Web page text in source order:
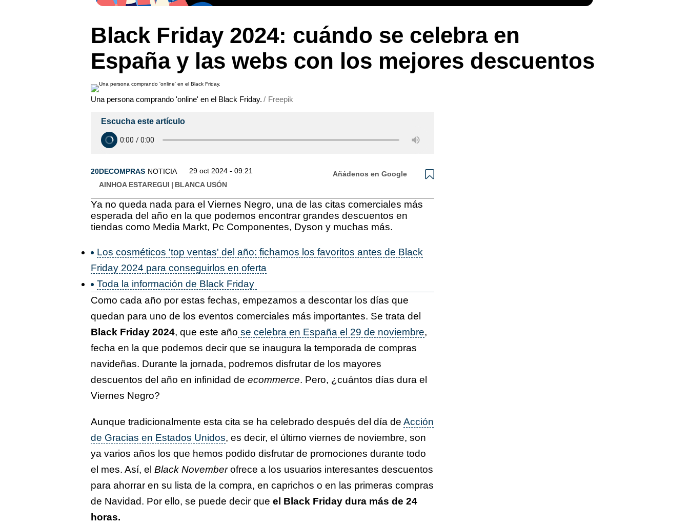
Black Friday 2024: cuándo se celebra en
España y las webs con los mejores descuentos
Una persona comprando 'online' en el Black Friday. Freepik
Escucha este artículo
20DECOMPRAS NOTICIA
29 oct 2024 - 09:21
AINHOA ESTAREGUI
BLANCA USÓN
Añádenos en Google
Ya no queda nada para el Viernes Negro, una de las citas comerciales más
esperada del año en la que podemos encontrar grandes descuentos en
tiendas como Media Markt, Pc Componentes, Dyson y muchas más.
Los cosméticos 'top ventas' del año: fichamos los favoritos antes de Black
Friday 2024 para conseguirlos en oferta
Toda la información de Black Friday
Como cada año por estas fechas, empezamos a descontar los días que
quedan para uno de los eventos comerciales más importantes. Se trata del
Black Friday 2024, que este año se celebra en España el 29 de noviembre,
fecha en la que podemos decir que se inaugura la temporada de compras
navideñas. Durante la jornada, podremos disfrutar de los mayores
descuentos del año en infinidad de ecommerce. Pero, ¿cuántos días dura el
Viernes Negro?
Aunque tradicionalmente esta cita se ha celebrado después del día de Acción
de Gracias en Estados Unidos, es decir, el último viernes de noviembre, son
ya varios años los que hemos podido disfrutar de promociones durante todo
el mes. Así, el Black Novemberofrece a los usuarios interesantes descuentos
para ahorrar en su lista de la compra, en caprichos o en las primeras compras
de Navidad. Por ello, se puede decir que el Black Friday dura más de 24
horas.